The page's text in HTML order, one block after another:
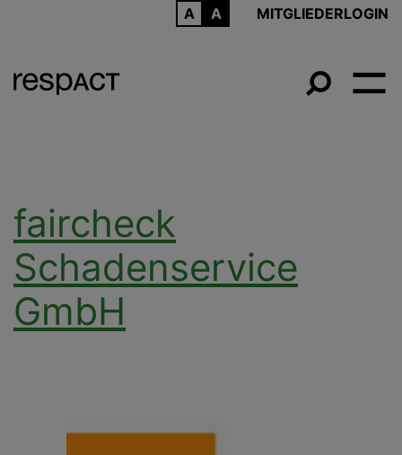
MITGLIEDERLOGIN
faircheck
Schadenservice
GmbH